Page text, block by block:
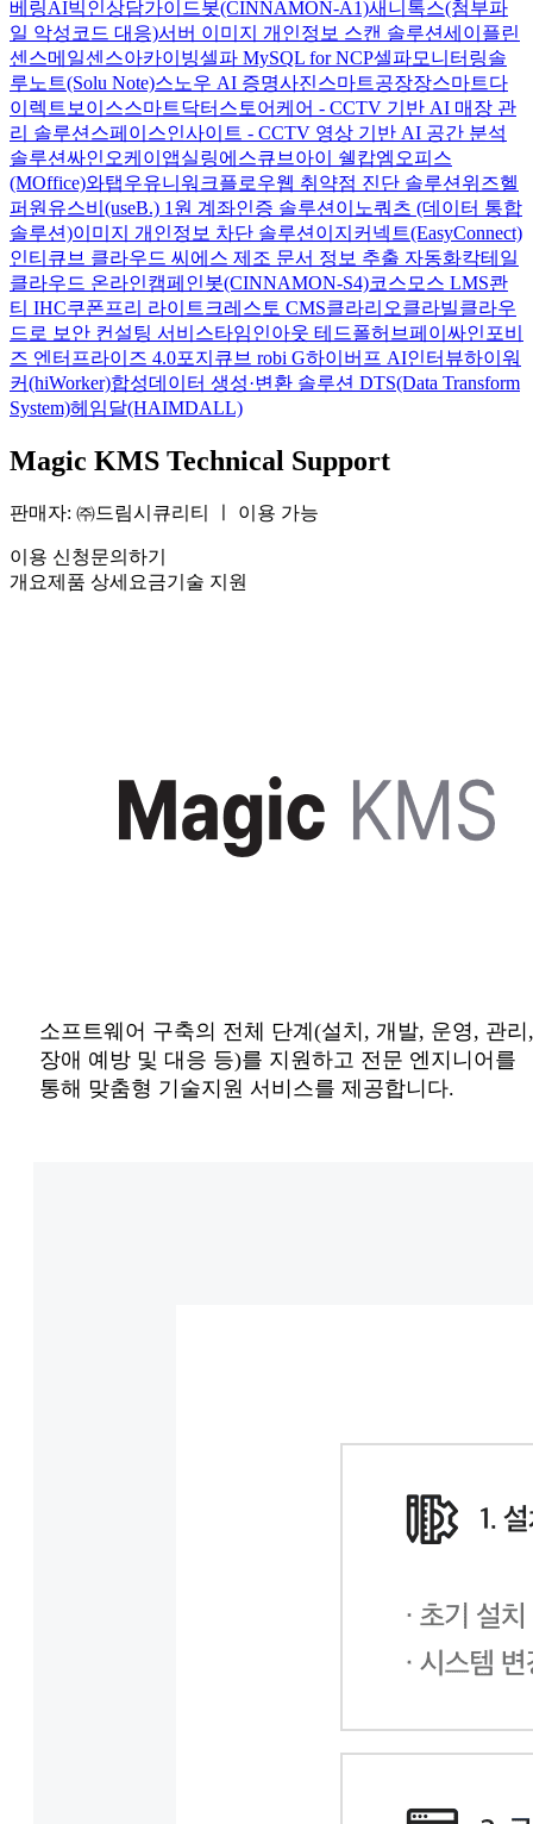
베링AI빅인상담가이드봇(CINNAMON-A1)새니톡스(첨부파
일 악성코드 대응)서버 이미지 개인정보 스캔 솔루션세이플린
센스메일센스아카이빙셀파 MySQL for NCP셀파모니터링솔
루노트(Solu Note)스노우 AI 증명사진스마트공장장스마트다
이렉트보이스스마트닥터 스토어케어 - CCTV 기반 AI 매장 관
리 솔루션 스페이스인사이트 - CCTV 영상 기반 AI 공간 분석
솔루션싸인오케이 앱실링에스큐브아이 쉘캅엠오피스
(MOffice)와탭우유니 워크플로우웹 취약점 진단 솔루션 위즈헬
퍼원 유스비(useB.) 1원 계좌인증 솔루션 이노쿼츠 (데이터 통합
솔루션)이미지 개인정보 차단 솔루션 이지커넥트(EasyConnect)
인티큐브 클라우드 씨에스 제조 문서 정보 추출 자동화칵테일
클라우드 온라인캠페인봇(CINNAMON-S4)코스모스 LMS콴
티 IHC쿠폰프리 라이트 크레스토 CMS클라리오클라빌클라우
드로 보안 컨설팅 서비스타임인아웃 테드폴허브페이싸인 포비
즈 엔터프라이즈 4.0포지큐브 robi G하이버프 AI인터뷰하이워
커(hiWorker)합성데이터 생성·변환 솔루션 DTS(Data Transform
System)헤임달(HAIMDALL)
Magic KMS Technical Support
판매자: ㈜드림시큐리티 이용 가능
이용 신청문의하기
개요제품 상세 요금기술 지원
소프트웨어 구축의 전체 단계(설치, 개발, 운영, 관리,
장애 예방 및 대응 등)를 지원하고 전문 엔지니어를
통해 맞춤형 기술지원 서비스를 제공합니다.